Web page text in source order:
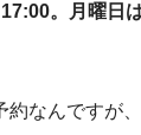
。月曜日
約なんですが